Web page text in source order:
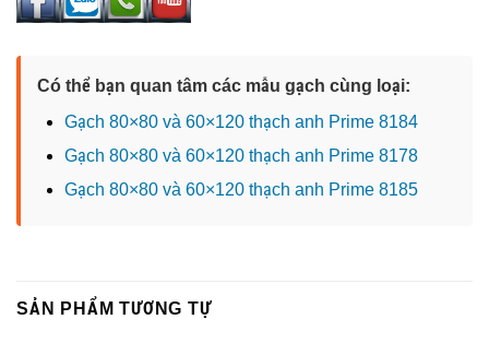
Có thể bạn quan tâm các mẫu gạch cùng loại:
Gạch 80×80 và 60×120 thạch anh Prime 8184
Gạch 80×80 và 60×120 thạch anh Prime 8178
Gạch 80×80 và 60×120 thạch anh Prime 8185
SẢN PHẨM TƯƠNG TỰ